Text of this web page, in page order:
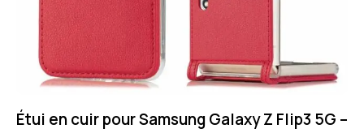
Étui en cuir pour Samsung Galaxy Z Flip3 5G –